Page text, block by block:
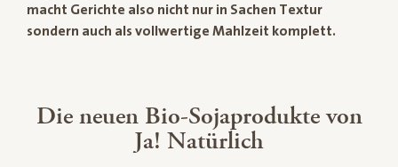
macht Gerichte also nicht nur in Sachen Textur
sondern auch als vollwertige Mahlzeit komplett.
Die neuen Bio-Sojaprodukte von
Ja! Natürlich